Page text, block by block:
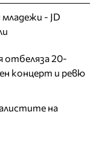
младежи - JD
20-
концерт и ревю
на